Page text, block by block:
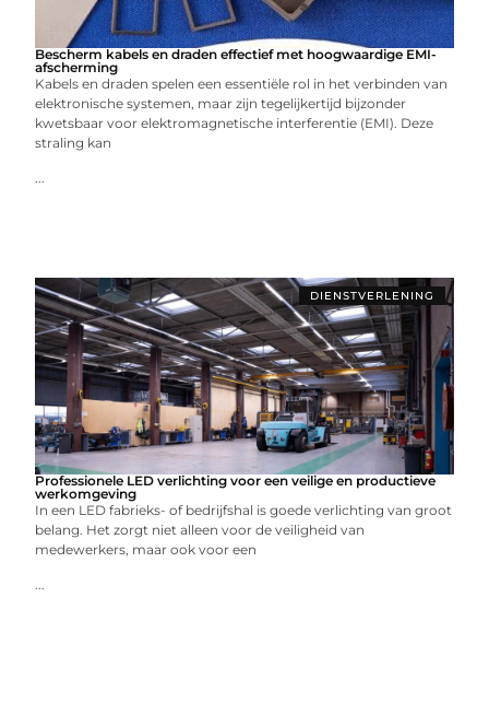
Bescherm kabels en draden effectief met hoogwaardige EMI-
afscherming
Kabels en draden spelen een essentiële rol in het verbinden van
elektronische systemen, maar zijn tegelijkertijd bijzonder
kwetsbaar voor elektromagnetische interferentie (EMI). Deze
straling kan
...
DIENSTVERLENING
Professionele LED verlichting voor een veilige en productieve
werkomgeving
In een LED fabrieks- of bedrijfshal is goede verlichting van groot
belang. Het zorgt niet alleen voor de veiligheid van
medewerkers, maar ook voor een
...